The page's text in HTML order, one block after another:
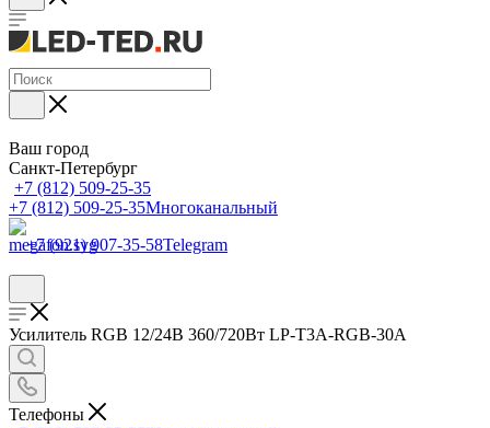
Ваш город
Санкт-Петербург
+7 (812) 509-25-35
+7 (812) 509-25-35Многоканальный
+7 (921) 907-35-58Telegram
Усилитель RGB 12/24В 360/720Вт LP-T3A-RGB-30A
Телефоны